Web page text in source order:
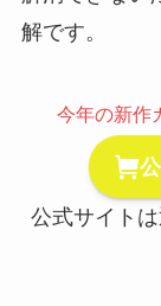
解です。
今年の新作
公式サイト